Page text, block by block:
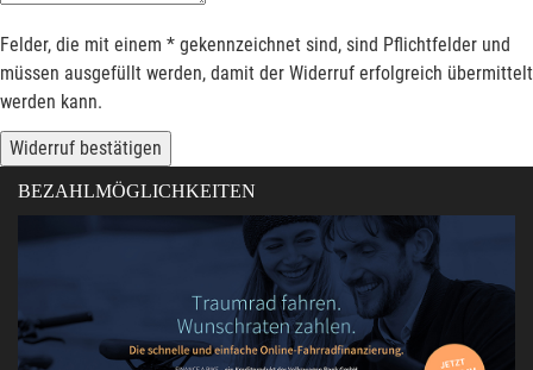
Felder, die mit einem * gekennzeichnet sind, sind Pflichtfelder und
müssen ausgefüllt werden, damit der Widerruf erfolgreich übermittelt
werden kann.
Widerruf bestätigen
BEZAHLMÖGLICHKEITEN